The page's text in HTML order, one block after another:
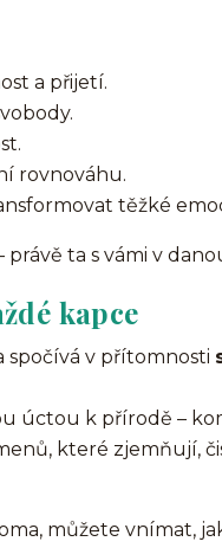
a přijetí.
rovnováhu.
těžké
ta s vámi v
kapce
spočívá v přítomnosti
úctou k přírodě –
které zjemňují,
můžete vnímat,